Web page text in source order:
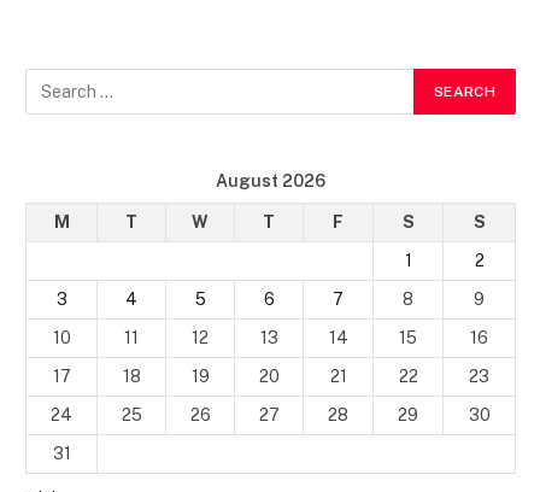
August 2026
M T W T F S
S
1
2
3
4 5 6 7 8
9
10
11 12 13 14 15
16
17
18 19 20 21 22
23
24
25 26 27 28 29
30
31